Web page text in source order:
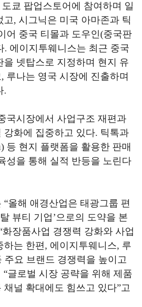
쿄 팝업스토어에 참여하며 일
고, 시그닉은 미국 아마존과 틱
어 중국 티몰과 도우인(중국판
. 에이지투웨니스는 최근 중국
을 넷탑스로 지정하며 현지 유
루나는 영국 시장에 진출하며
.
국시장에서 사업구조 재편과
강화에 집중하고 있다. 틱톡과
등 현지 플랫폼을 활용한 판매
성을 통해 실적 반등을 노린다
올해 애경산업은 태광그룹 편
뷰티 기업’으로의 도약을 본
화장품사업 경쟁력 강화와 사업
하는 한편, 에이지투웨니스, 루
주요 브랜드 경쟁력을 높이고
“글로벌 시장 공략을 위해 제품
채널 확대에도 힘쓰고 있다”고